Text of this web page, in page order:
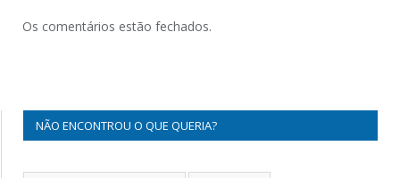
Os comentários estão fechados.
NÃO ENCONTROU O QUE QUERIA?